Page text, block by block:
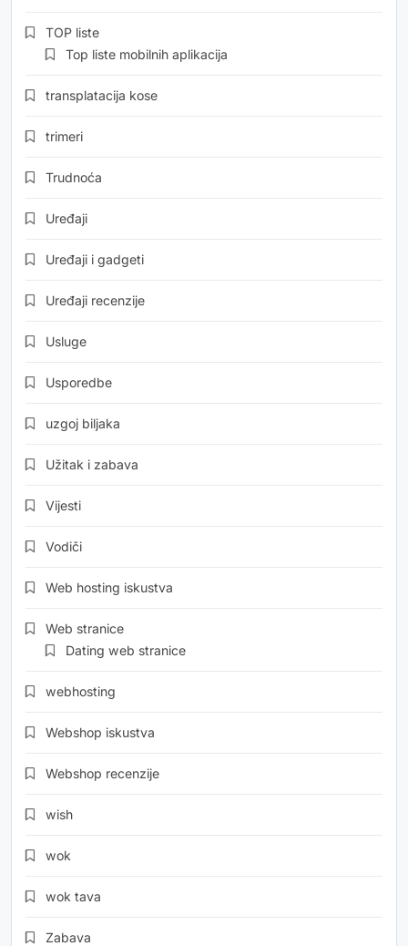
TOP liste
Top liste mobilnih aplikacija
transplatacija kose
trimeri
Trudnoća
Uređaji
Uređaji i gadgeti
Uređaji recenzije
Usluge
Usporedbe
uzgoj biljaka
Užitak i zabava
Vijesti
Vodiči
Web hosting iskustva
Web stranice
Dating web stranice
webhosting
Webshop iskustva
Webshop recenzije
wish
wok
wok tava
Zabava